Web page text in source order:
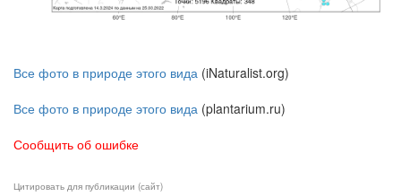
Все фото в природе этого вида (iNaturalist.org)
Все фото в природе этого вида (plantarium.ru)
Сообщить об ошибке
Цитировать для публикации (сайт)